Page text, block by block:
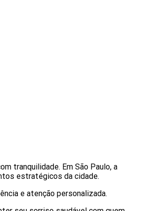
tranquilidade. Em São Paulo, a
estratégicos da cidade.
e atenção personalizada.